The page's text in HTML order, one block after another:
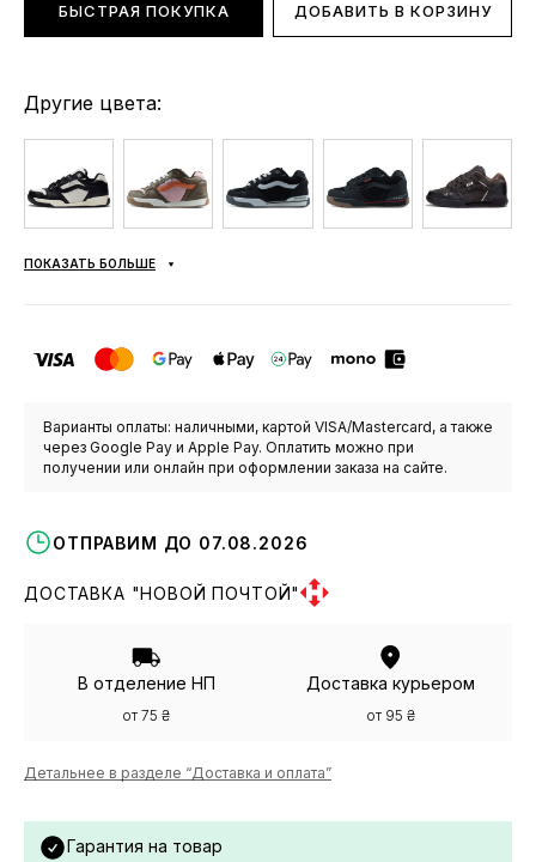
БЫСТРАЯ ПОКУПКА ДОБАВИТЬ В КОРЗИНУ
Другие цвета:
ПОКАЗАТЬ БОЛЬШЕ
Варианты оплаты: наличными, картой VISA/Mastercard, а также
через Google Pay и Apple Pay. Оплатить можно при
получении или онлайн при оформлении заказа на сайте.
ОТПРАВИМ ДО 07.08.2026
ДОСТАВКА "НОВОЙ ПОЧТОЙ"
В отделение НП
от 75 ₴
Доставка курьером
от 95 ₴
Детальнее в разделе “Доставка и оплата”
Гарантия на товар